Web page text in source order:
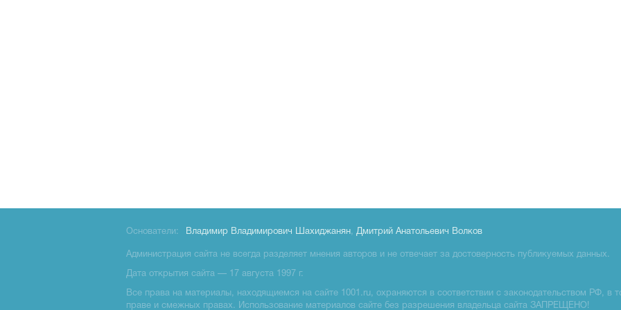
Основатели: Владимир Владимирович Шахиджанян, Дмитрий Анатольевич Волков
Администрация сайта не всегда разделяет мнения авторов и не отвечает за достоверность публикуемых данных.
Дата открытия сайта — 17 августа 1997 г.
Все права на материалы, находящиемся на сайте 1001.ru, охраняются в соответствии с законодательством РФ, в
праве и смежных правах. Использование материалов сайте без разрешения владельца сайта ЗАПРЕЩЕНО!